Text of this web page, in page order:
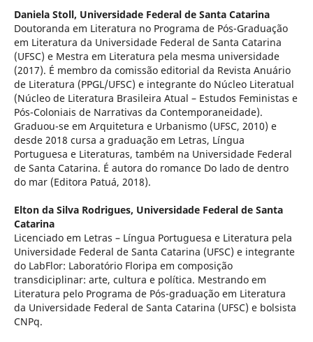
Daniela Stoll, Universidade Federal de Santa Catarina
Doutoranda em Literatura no Programa de Pós-Graduação
em Literatura da Universidade Federal de Santa Catarina
(UFSC) e Mestra em Literatura pela mesma universidade
(2017). É membro da comissão editorial da Revista Anuário
de Literatura (PPGL/UFSC) e integrante do Núcleo Literatual
(Núcleo de Literatura Brasileira Atual – Estudos Feministas e
Pós-Coloniais de Narrativas da Contemporaneidade).
Graduou-se em Arquitetura e Urbanismo (UFSC, 2010) e
desde 2018 cursa a graduação em Letras, Língua
Portuguesa e Literaturas, também na Universidade Federal
de Santa Catarina. É autora do romance Do lado de dentro
do mar (Editora Patuá, 2018).
Elton da Silva Rodrigues, Universidade Federal de Santa
Catarina
Licenciado em Letras – Língua Portuguesa e Literatura pela
Universidade Federal de Santa Catarina (UFSC) e integrante
do LabFlor: Laboratório Floripa em composição
transdiciplinar: arte, cultura e política. Mestrando em
Literatura pelo Programa de Pós-graduação em Literatura
da Universidade Federal de Santa Catarina (UFSC) e bolsista
CNPq.